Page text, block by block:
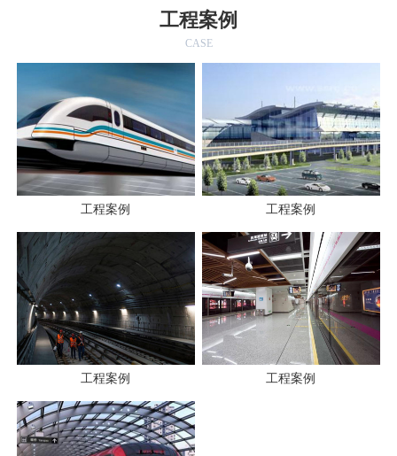
工程案例
CASE
工程案例 工程案例
工程案例 工程案例